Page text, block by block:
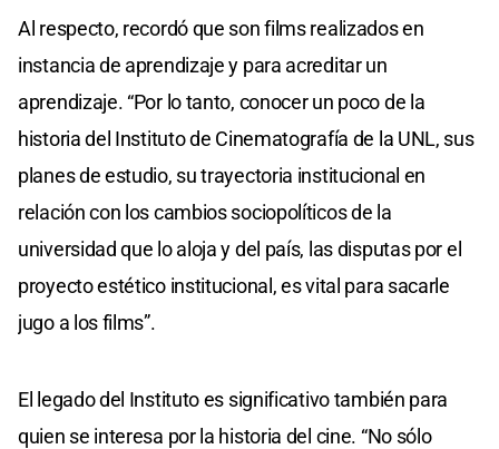
Al respecto, recordó que son films realizados en
instancia de aprendizaje y para acreditar un
aprendizaje. “Por lo tanto, conocer un poco de la
historia del Instituto de Cinematografía de la UNL, sus
planes de estudio, su trayectoria institucional en
relación con los cambios sociopolíticos de la
universidad que lo aloja y del país, las disputas por el
proyecto estético institucional, es vital para sacarle
jugo a los films”.
El legado del Instituto es significativo también para
quien se interesa por la historia del cine. “No sólo